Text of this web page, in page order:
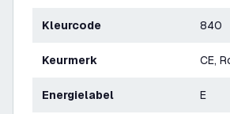
Kleurcode 840
Keurmerk CE,
Energielabel E